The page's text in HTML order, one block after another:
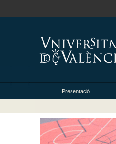
Presentació